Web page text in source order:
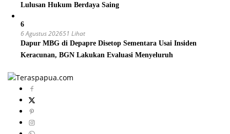
Lulusan Hukum Berdaya Saing
6
6 Agustus 202651 Lihat
Dapur MBG di Depapre Disetop Sementara Usai Insiden
Keracunan, BGN Lakukan Evaluasi Menyeluruh